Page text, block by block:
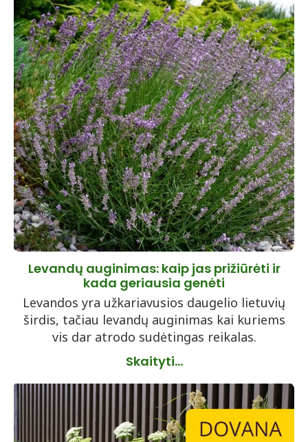
Levandų auginimas: kaip jas prižiūrėti ir
kada geriausia genėti
Levandos yra užkariavusios daugelio lietuvių
širdis, tačiau levandų auginimas kai kuriems
vis dar atrodo sudėtingas reikalas.
Skaityti...